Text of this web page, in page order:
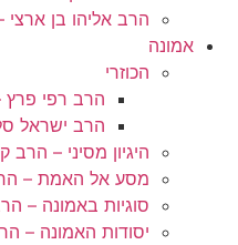
הרב אליהו בן ארצי
אמונה
הכוזרי
הרב רפי פרץ
הרב ישראל
היגיון מסיני – הרב
מסע אל האמת –
סוגיות באמונה –
יסודות האמונה –